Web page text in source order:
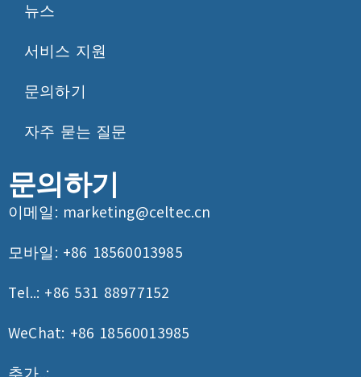
뉴스
서비스 지원
문의하기
자주 묻는 질문
문의하기
이메일: marketing@celtec.cn
모바일: +86 18560013985
Tel..: +86 531 88977152
WeChat: +86 18560013985